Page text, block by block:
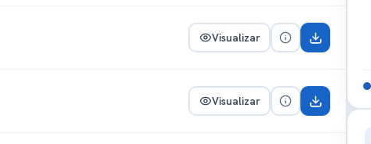
Visualizar
Visualizar